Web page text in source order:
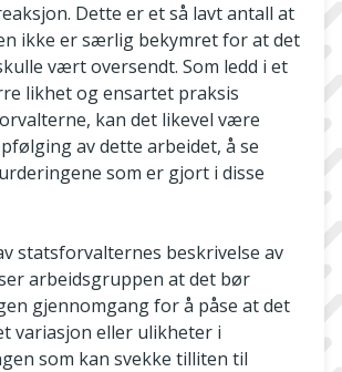
Dette er et så lavt antall at
ikke er særlig bekymret for at det
vært oversendt. Som ledd i et
likhet og ensartet praksis
kan det likevel være
av dette arbeidet, å se
som er gjort i disse
statsforvalternes beskrivelse av
arbeidsgruppen at det bør
gjennomgang for å påse at det
variasjon eller ulikheter i
som kan svekke tilliten til